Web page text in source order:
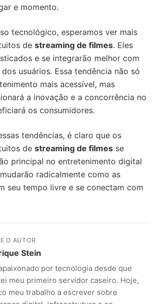
e momento.
tecnológico, esperamos ver mais
de streaming de filmes. Eles
e se integrarão melhor com
usuários. Essa tendência não só
mais acessível, mas
a inovação e a concorrência no
os consumidores.
tendências, é claro que os
de streaming de filmes se
principal no entretenimento digital
radicalmente como as
seu tempo livre e se conectam com
O AUTOR
Stein
por tecnologia desde que
meu primeiro servidor caseiro. Hoje,
meu trabalho a escrever sobre